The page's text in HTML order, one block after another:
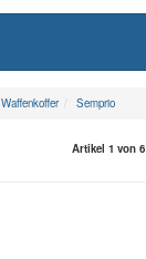
Waffenkoffer Semprio
Artikel 1 von 6